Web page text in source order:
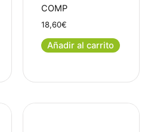
COMP
18,60€
Añadir al carrito